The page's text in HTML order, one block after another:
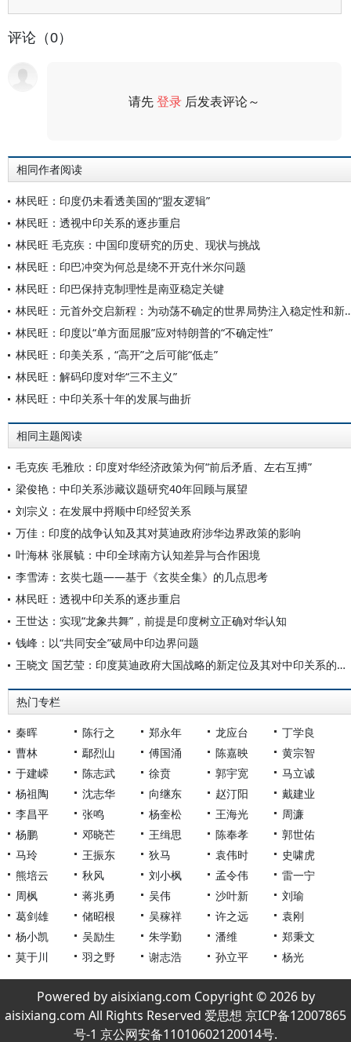
评论（0）
请先登录 后发表评论～
相同作者阅读
林民旺：印度仍未看透美国的“盟友逻辑”
林民旺：透视中印关系的逐步重启
林民旺 毛克疾：中国印度研究的历史、现状与挑战
林民旺：印巴冲突为何总是绕不开克什米尔问题
林民旺：印巴保持克制理性是南亚稳定关键
林民旺：元首外交启新程：为
林民旺：印度以“单方面屈服”应对特朗普的“不确定性”
林民旺：印美关系，“高开”之后可能“低走”
林民旺：解码印度对华“三不主义”
林民旺：中印关系十年的发展与曲折
相同主题阅读
毛克疾 毛雅欣：印度对华经济政策为何“前后矛盾、左右互搏”
梁俊艳：中印关系涉藏议题研究40年回顾与展望
刘宗义：在发展中捋顺中印经贸关系
万佳：印度的战争认知及其对莫迪政府涉华边界政策的影响
叶海林 张展毓：中印全球南方认知差异与合作困境
李雪涛：玄奘七题——基于《玄奘全集》的几点思考
林民旺：透视中印关系的逐步重启
王世达：实现“龙象共舞”，前提是印度树立正确对华认知
钱峰：以“共同安全”破局中印边界问题
王晓文 国艺莹：印度莫迪政府大国战略的新定位及其对中印关系的影响
热门专栏
秦晖 陈行之 郑永年 龙应台
丁学良
曹林
鄢烈山 傅国涌 陈嘉映
黄宗智
于建嵘
陈志武 徐贲 郭宇宽
马立诚
杨祖陶
沈志华 向继东 赵汀阳
戴建业
李昌平
张鸣 杨奎松 王海光
周濂
杨鹏
邓晓芒 王缉思 陈奉孝
郭世佑
马玲
王振东 狄马 袁伟时
史啸虎
熊培云
秋风 刘小枫 孟令伟
雷一宁
周枫
蒋兆勇 吴伟 沙叶新
刘瑜
葛剑雄
储昭根 吴稼祥 许之远
袁刚
杨小凯
吴励生 朱学勤 潘维
郑秉文
莫于川
羽之野 谢志浩 孙立平 杨光
Powered by aisixiang.com Copyright © 2026 by
aisixiang.com All Rights Reserved 爱思想 京ICP备12007865
号-1 京公网安备11010602120014号.